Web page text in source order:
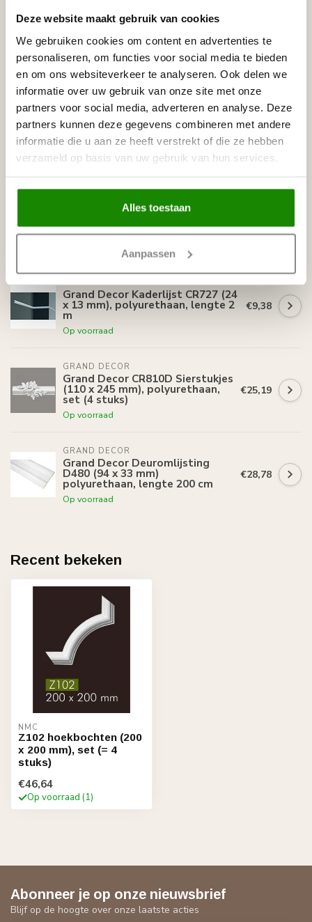
Deze website maakt gebruik van cookies
We gebruiken cookies om content en advertenties te
personaliseren, om functies voor social media te bieden
en om ons websiteverkeer te analyseren. Ook delen we
informatie over uw gebruik van onze site met onze
partners voor social media, adverteren en analyse. Deze
partners kunnen deze gegevens combineren met andere
informatie die u aan ze heeft verstrekt of die ze hebben
verzameld op basis van uw gebruik van hun services.
Alles toestaan
Aanpassen
Reviews
Gerelateerde producten
GRAND DECOR
Grand Decor CR810B
hoekbochten (200 x 190 mm),
polyurethaan, set (4 hoeken)
Op voorraad
€31,79
Grand Decor Kaderlijst CR810
lengte 2 m
GRAND DECOR
Grand Decor Kaderlijst CR727 (24
x 13 mm), polyurethaan, lengte 2
m
Op voorraad
€9,38
GRAND DECOR
Grand Decor CR810D Sierstukjes
(110 x 245 mm), polyurethaan,
set (4 stuks)
Op voorraad
€25,19
GRAND DECOR
Grand Decor Deuromlijsting
D480 (94 x 33 mm)
polyurethaan, lengte 200 cm
Op voorraad
€28,78
Recent bekeken
NMC
Z102 hoekbochten (200
x 200 mm), set (= 4
stuks)
€46,64
Op voorraad (1)
Abonneer je op onze nieuwsbrief
Blijf op de hoogte over onze laatste acties